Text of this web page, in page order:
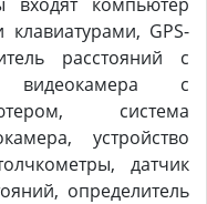
GPS-
расстояний с
видеокамера с
система
устройство
датчик
определитель